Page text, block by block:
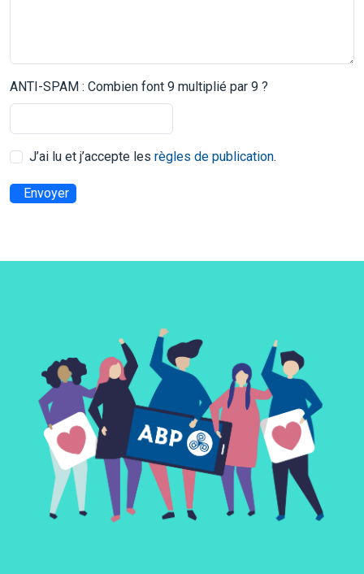
ANTI-SPAM : Combien font 9 multiplié par 9 ?
J’ai lu et j’accepte les règles de publication.
Envoyer